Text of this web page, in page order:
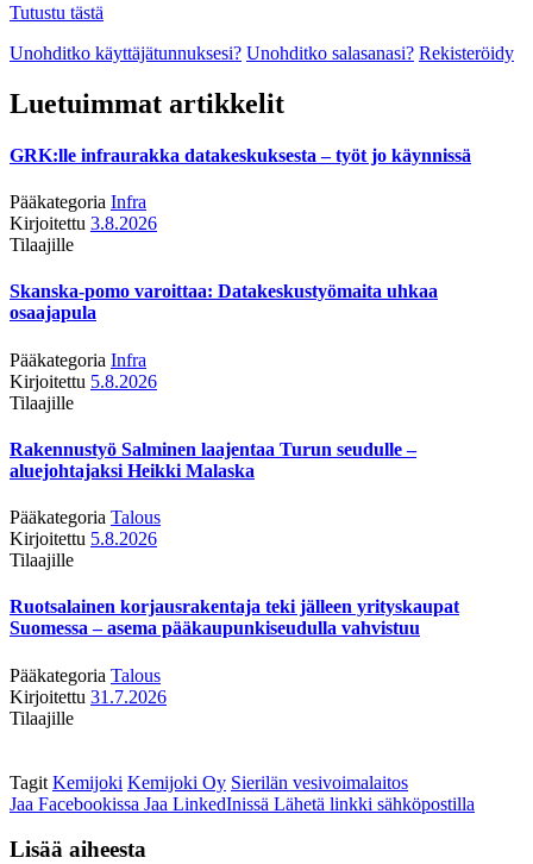
Tutustu tästä
Unohditko käyttäjätunnuksesi? Unohditko salasanasi? Rekisteröidy
Luetuimmat artikkelit
GRK:lle infraurakka datakeskuksesta – työt jo käynnissä
Pääkategoria Infra
Kirjoitettu 3.8.2026
Tilaajille
Skanska-pomo varoittaa: Datakeskustyömaita uhkaa
osaajapula
Pääkategoria Infra
Kirjoitettu 5.8.2026
Tilaajille
Rakennustyö Salminen laajentaa Turun seudulle –
aluejohtajaksi Heikki Malaska
Pääkategoria Talous
Kirjoitettu 5.8.2026
Tilaajille
Ruotsalainen korjausrakentaja teki jälleen yrityskaupat
Suomessa – asema pääkaupunkiseudulla vahvistuu
Pääkategoria Talous
Kirjoitettu 31.7.2026
Tilaajille
Tagit Kemijoki Kemijoki Oy Sierilän vesivoimalaitos
Jaa Facebookissa Jaa LinkedInissä Lähetä linkki sähköpostilla
Lisää aiheesta